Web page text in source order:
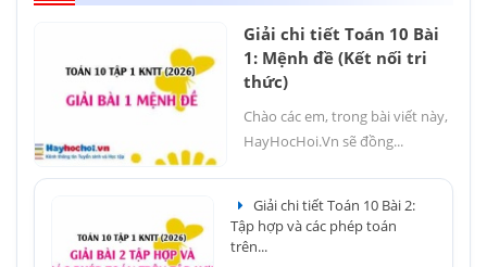
Giải chi tiết Toán 10 Bài
1: Mệnh đề (Kết nối tri
thức)
Chào các em, trong bài viết này,
HayHocHoi.Vn sẽ đồng...
Giải chi tiết Toán 10 Bài 2:
Tập hợp và các phép toán
trên...